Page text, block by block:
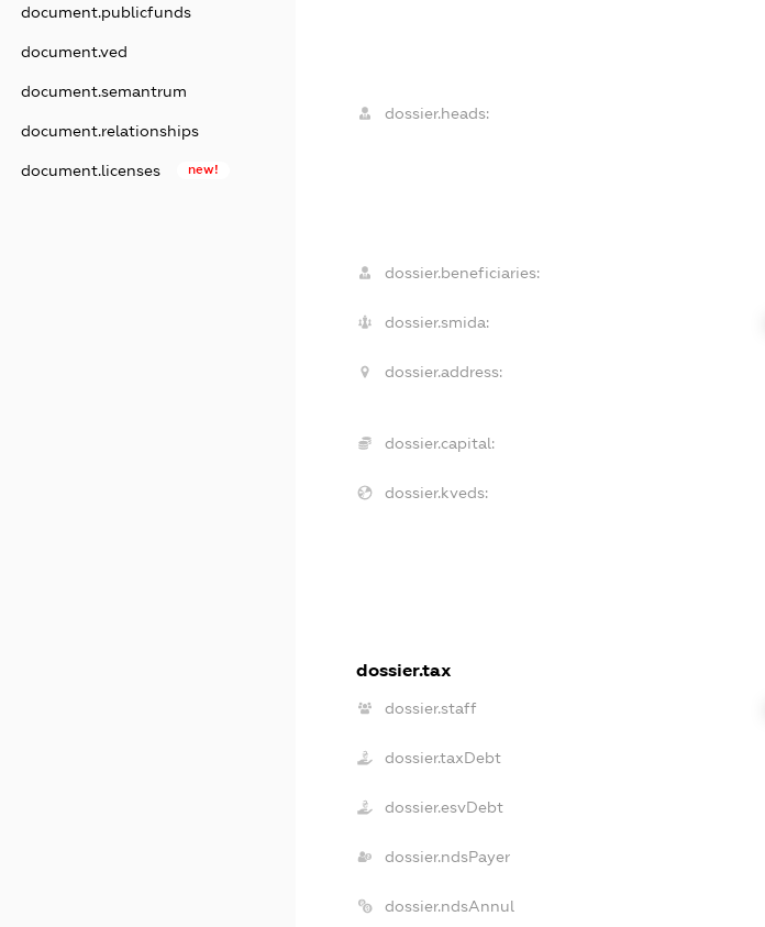
document.publicfunds
document.ved
document.semantrum
document.relationships
document.licenses new!
dossier.heads:
dossier.beneficiaries:
dossier.smida:
dossier.address:
dossier.capital:
dossier.kveds:
dossier.tax
dossier.staff
dossier.taxDebt
dossier.esvDebt
dossier.ndsPayer
dossier.ndsAnnul